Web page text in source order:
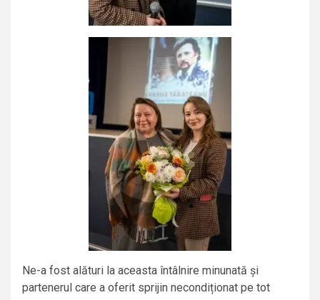
Ne-a fost alături la aceasta întâlnire minunată și
partenerul care a oferit sprijin necondiționat pe tot